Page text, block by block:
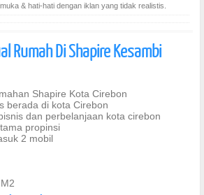
& hati-hati dengan iklan yang tidak realistis.
Rumah Di Shapire Kesambi
Shapire Kota Cirebon
berada di kota Cirebon
dan perbelanjaan kota cirebon
propinsi
2 mobil